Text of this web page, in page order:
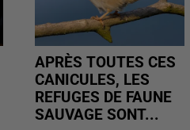
APRÈS TOUTES CES
CANICULES, LES
REFUGES DE FAUNE
SAUVAGE SONT...